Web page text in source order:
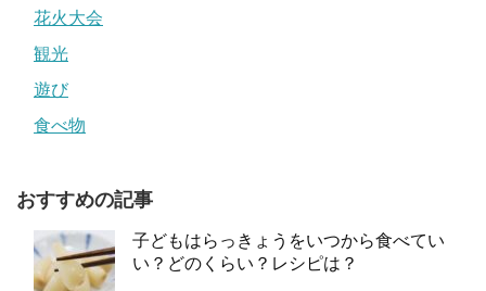
花火大会
観光
遊び
食べ物
おすすめの記事
子どもはらっきょうをいつから食べてい
い？どのくらい？レシピは？